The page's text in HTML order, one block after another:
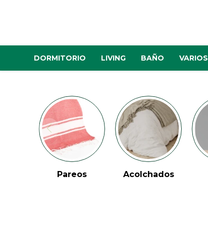
DORMITORIO LIVING BAÑO VARIOS
Pareos Acolchados